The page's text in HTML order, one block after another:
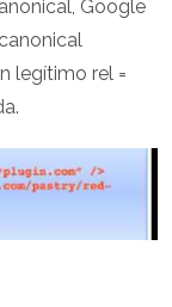
Google
legítimo rel =